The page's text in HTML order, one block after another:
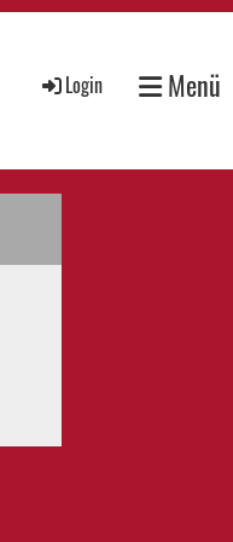
Login Menü